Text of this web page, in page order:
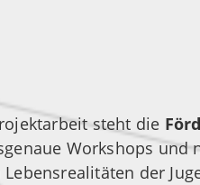
steht die
Workshops und
der